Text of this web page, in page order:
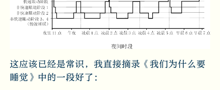
这应该已经是常识，我直接摘录《我们为什么要
睡觉》中的一段好了：